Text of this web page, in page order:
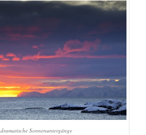
dramatische Sonnenuntergänge